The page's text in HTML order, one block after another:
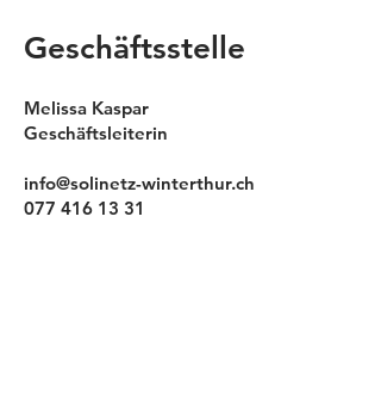
Geschäftsstelle
Melissa Kaspar
Geschäftsleiterin
info@solinetz-winterthur.ch
077 416 13 31